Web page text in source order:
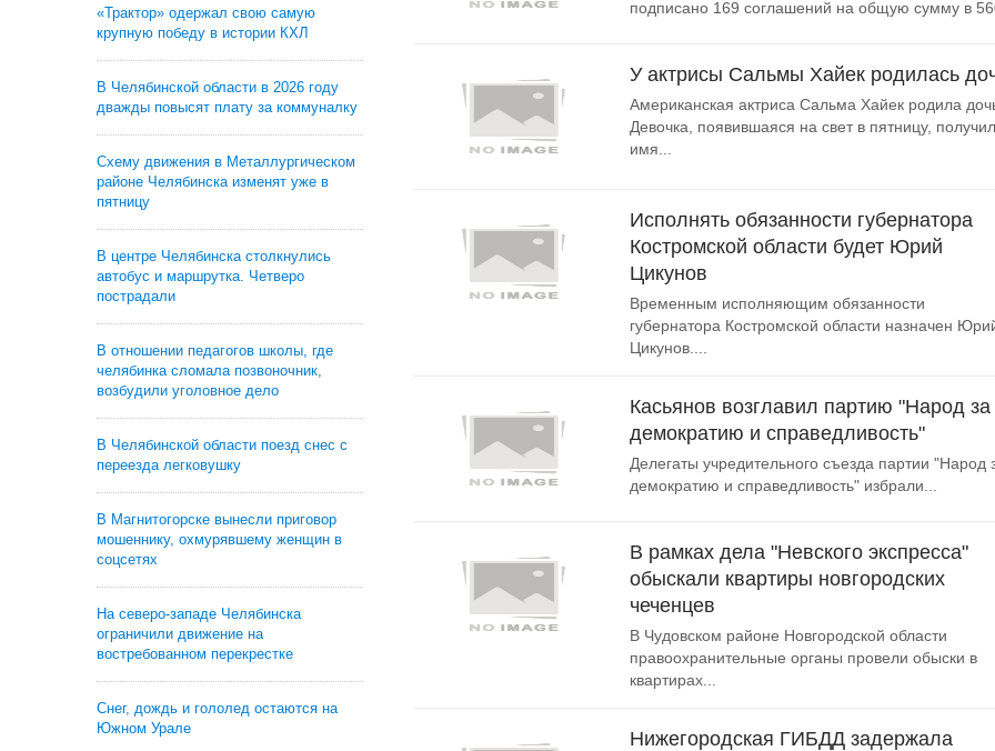
«Трактор» одержал свою самую
крупную победу в истории КХЛ
В Челябинской области в 2026 году
дважды повысят плату за коммуналку
Схему движения в Металлургическом
районе Челябинска изменят уже в
пятницу
В центре Челябинска столкнулись
автобус и маршрутка. Четверо
пострадали
В отношении педагогов школы, где
челябинка сломала позвоночник,
возбудили уголовное дело
В Челябинской области поезд снес с
переезда легковушку
В Магнитогорске вынесли приговор
мошеннику, охмурявшему женщин в
соцсетях
На северо-западе Челябинска
ограничили движение на
востребованном перекрестке
Снег, дождь и гололед остаются на
Южном Урале
подписано 169 соглашений на общую сумму в
У актрисы Сальмы Хайек родилась
Американская актриса Сальма Хайек родила
Девочка, появившаяся на свет в пятницу,
имя...
Исполнять обязанности губернатора
Костромской области будет Юрий
Цикунов
Временным исполняющим обязанности
губернатора Костромской области назначен
Цикунов....
Касьянов возглавил партию "Народ за
демократию и справедливость"
Делегаты учредительного съезда партии "Народ
демократию и справедливость" избрали...
В рамках дела "Невского экспресса"
обыскали квартиры новгородских
чеченцев
В Чудовском районе Новгородской области
правоохранительные органы провели обыски в
квартирах...
Нижегородская ГИБДД задержала